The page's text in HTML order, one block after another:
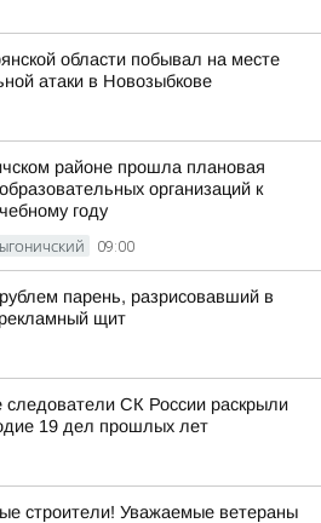
области побывал на месте
атаки в Новозыбкове
районе прошла плановая
организаций к
году
09:00
парень, разрисовавший в
щит
следователи СК России раскрыли
19 дел прошлых лет
строители! Уважаемые ветераны